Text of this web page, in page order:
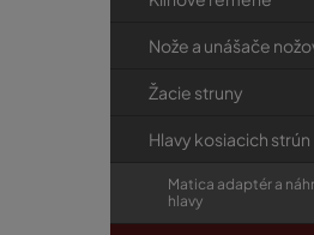
Nože a unášače
Žacie struny
Hlavy kosiacich strún
Matica adaptér a
hlavy